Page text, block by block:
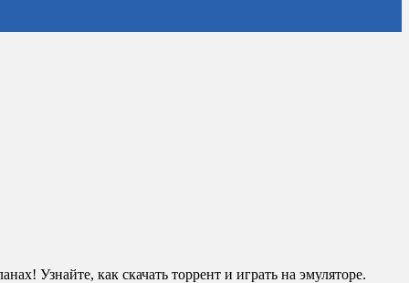
Узнайте, как скачать торрент и играть на эмуляторе.